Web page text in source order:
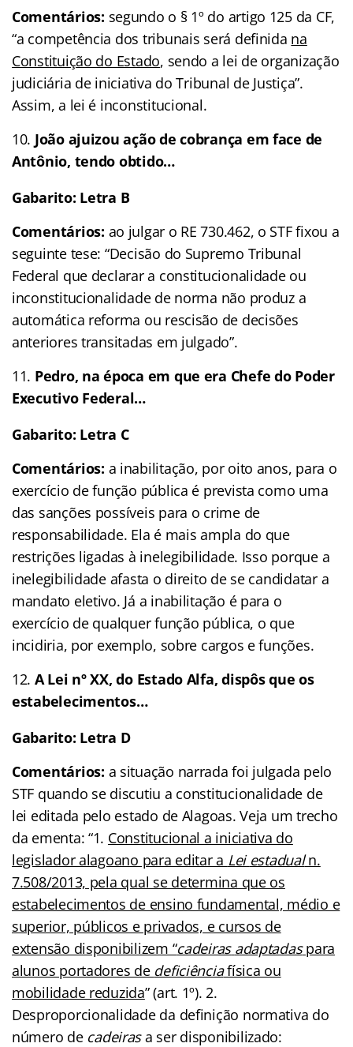
Comentários: segundo o § 1º do artigo 125 da CF,
“a competência dos tribunais será definida na
Constituição do Estado, sendo a lei de organização
judiciária de iniciativa do Tribunal de Justiça”.
Assim, a lei é inconstitucional.
João ajuizou ação de cobrança em face de
Antônio, tendo obtido…
Gabarito: Letra B
Comentários: ao julgar o RE 730.462, o STF fixou a
seguinte tese: “Decisão do Supremo Tribunal
Federal que declarar a constitucionalidade ou
inconstitucionalidade de norma não produz a
automática reforma ou rescisão de decisões
anteriores transitadas em julgado”.
Pedro, na época em que era Chefe do Poder
Executivo Federal…
Gabarito: Letra C
Comentários: a inabilitação, por oito anos, para o
exercício de função pública é prevista como uma
das sanções possíveis para o crime de
responsabilidade. Ela é mais ampla do que
restrições ligadas à inelegibilidade. Isso porque a
inelegibilidade afasta o direito de se candidatar a
mandato eletivo. Já a inabilitação é para o
exercício de qualquer função pública, o que
incidiria, por exemplo, sobre cargos e funções.
A Lei nº XX, do Estado Alfa, dispôs que os
estabelecimentos…
Gabarito: Letra D
Comentários: a situação narrada foi julgada pelo
STF quando se discutiu a constitucionalidade de
lei editada pelo estado de Alagoas. Veja um trecho
da ementa: “1. Constitucional a iniciativa do
legislador alagoano para editar a Lei estadualn.
7.508/2013, pela qual se determina que os
estabelecimentos de ensino fundamental, médio e
superior, públicos e privados, e cursos de
extensão disponibilizem “cadeiras adaptadaspara
alunos portadores de deficiênciafísica ou
mobilidade reduzida” (art. 1º). 2.
Desproporcionalidade da definição normativa do
número de cadeirasa ser disponibilizado: